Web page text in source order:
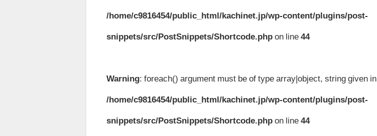
/home/c9816454/public_html/kachinet.jp/wp-content/plugins/post-
snippets/src/PostSnippets/Shortcode.php on line44
Warning: foreach() argument must be of type array|object, string given in
/home/c9816454/public_html/kachinet.jp/wp-content/plugins/post-
snippets/src/PostSnippets/Shortcode.php on line44